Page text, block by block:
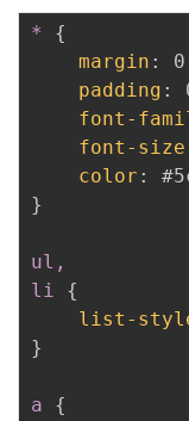
*
{
margin : 0
padding :
font-
font-size
color :
}
ul,
li
{
list-
}
a
{